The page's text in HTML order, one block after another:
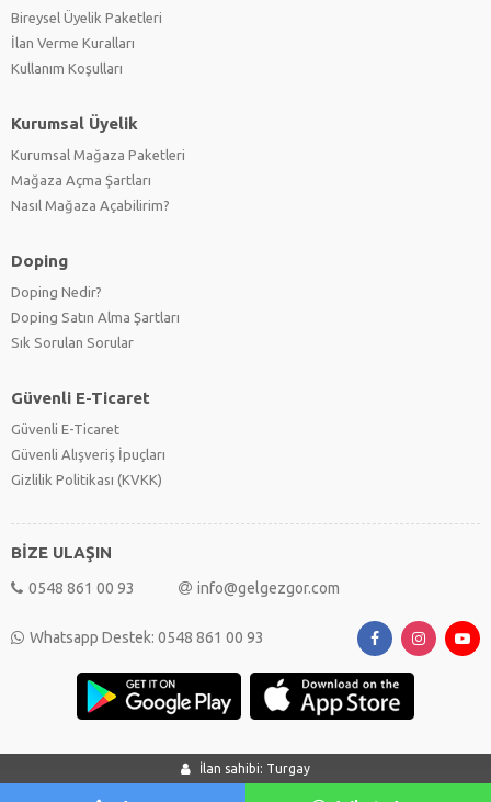
İlan sahibi: Turgay
Bireysel Üyelik Paketleri
İlan Verme Kuralları
Kullanım Koşulları
Kurumsal Üyelik
Kurumsal Mağaza Paketleri
Mağaza Açma Şartları
Nasıl Mağaza Açabilirim?
Doping
Doping Nedir?
Doping Satın Alma Şartları
Sık Sorulan Sorular
Güvenli E-Ticaret
Güvenli E-Ticaret
Güvenli Alışveriş İpuçları
Gizlilik Politikası (KVKK)
BİZE ULAŞIN
0548 861 00 93 info@gelgezgor.com
Whatsapp Destek: 0548 861 00 93